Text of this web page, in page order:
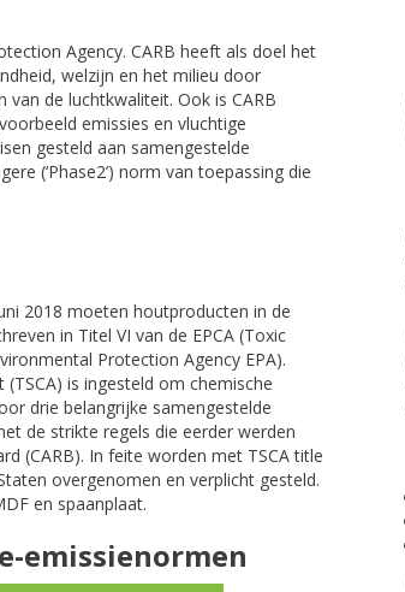
Agency. CARB heeft als doel het
welzijn en het milieu door
de luchtkwaliteit. Ook is CARB
emissies en vluchtige
gesteld aan samengestelde
(‘Phase2’) norm van toepassing die
2018 moeten houtproducten in de
in Titel VI van de EPCA (Toxic
Protection Agency EPA).
is ingesteld om chemische
drie belangrijke samengestelde
de strikte regels die eerder werden
(CARB). In feite worden met TSCA title
overgenomen en verplicht gesteld.
en spaanplaat.
emissienormen